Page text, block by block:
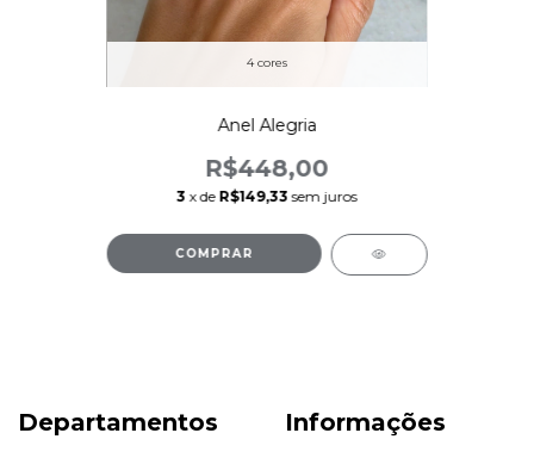
4 cores
Anel Alegria
R$448,00
3 x de R$149,33 sem juros
COMPRAR
Departamentos Informações